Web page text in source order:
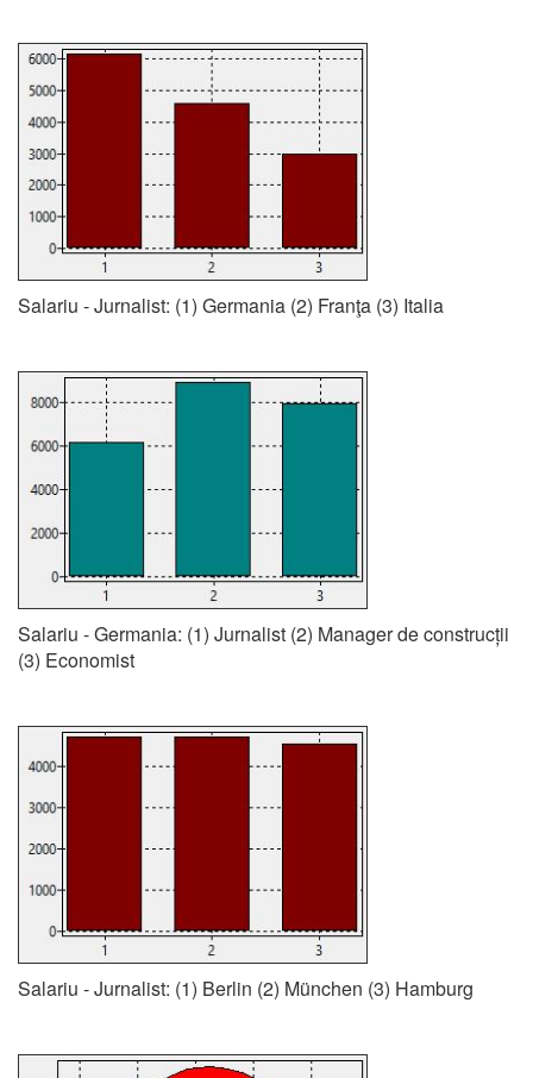
Salariu - Jurnalist: (1) Germania (2) Franţa (3) Italia
Salariu - Germania: (1) Jurnalist (2) Manager de construcții
(3) Economist
Salariu - Jurnalist: (1) Berlin (2) München (3) Hamburg